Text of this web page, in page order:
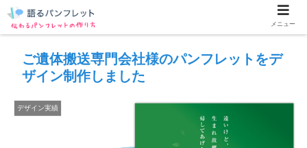
ご遺体搬送専門会社様のパンフレットをデ
ザイン制作しました
デザイン実績
メニュー